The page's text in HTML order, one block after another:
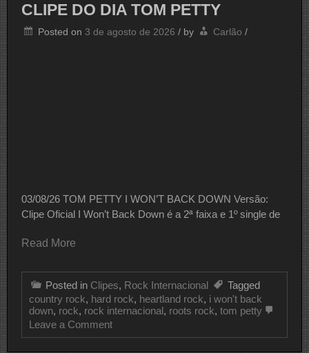
CLIPE DO DIA TOM PETTY
Posted on 3 de agosto de 2026 / by Carlão /
03/08/26 TOM PETTY I WON’T BACK DOWN Versão:
Clipe Oficial I Won’t Back Down é a 2ª faixa e 1º single de
Read More
Posted in Clipes, Rock Internacional
Tagged
country rock, hard rock, heartland rock, i won't back
down, rock, rock internacional, roots rock, tom petty
Leave a Commenton
CLIPE